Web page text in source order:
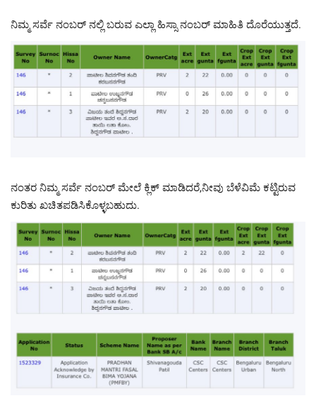
ನಿಮ್ಮ ಸರ್ವೆ ನಂಬರ್ ನಲ್ಲಿ ಬರುವ ಎಲ್ಲಾ ಹಿಸ್ಸಾ ನಂಬರ್ ಮಾಹಿತಿ ದೊರೆಯುತ್ತದೆ.
ನಂತರ ನಿಮ್ಮ ಸರ್ವೆ ನಂಬರ್ ಮೇಲೆ ಕ್ಲಿಕ್ ಮಾಡಿದರೆ,ನೀವು ಬೆಳೆವಿಮೆ ಕಟ್ಟಿರುವ
ಕುರಿತು ಖಚಿತಪಡಿಸಿಕೊಳ್ಳಬಹುದು.